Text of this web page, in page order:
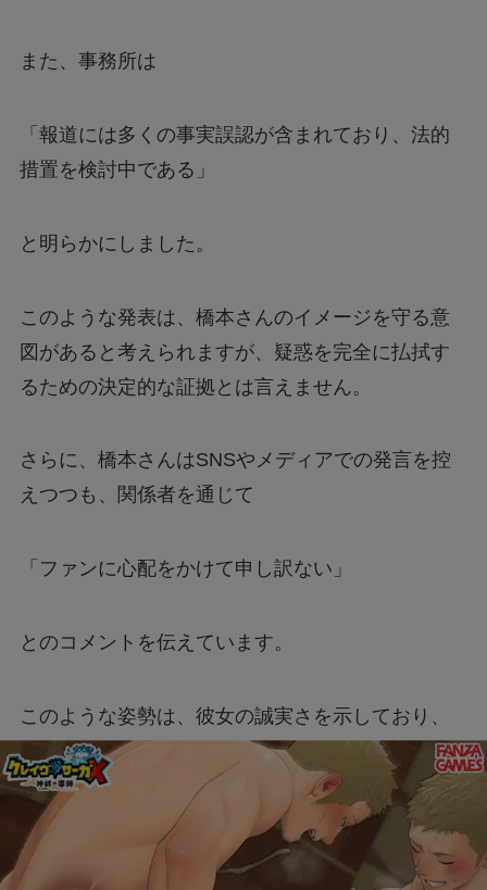
また、事務所は
「報道には多くの事実誤認が含まれており、法的
措置を検討中である」
と明らかにしました。
このような発表は、橋本さんのイメージを守る意
図があると考えられますが、疑惑を完全に払拭す
るための決定的な証拠とは言えません。
さらに、橋本さんはSNSやメディアでの発言を控
えつつも、関係者を通じて
「ファンに心配をかけて申し訳ない」
とのコメントを伝えています。
このような姿勢は、彼女の誠実さを示しており、
多くのファンから支持されています。